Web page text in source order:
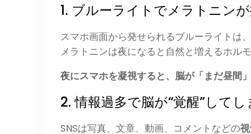
1. ブルーライトでメラトニン
スマホ画面から発せられるブルーライトは、
メラトニンは夜になると自然と増えるホル
夜にスマホを凝視すると、脳が「まだ昼間
2. 情報過多で脳が“覚醒”してし
SNSは写真、文章、動画、コメントなどの